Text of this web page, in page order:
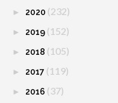
► 2020 (232)
► 2019 (152)
► 2018 (105)
► 2017 (119)
► 2016 (37)